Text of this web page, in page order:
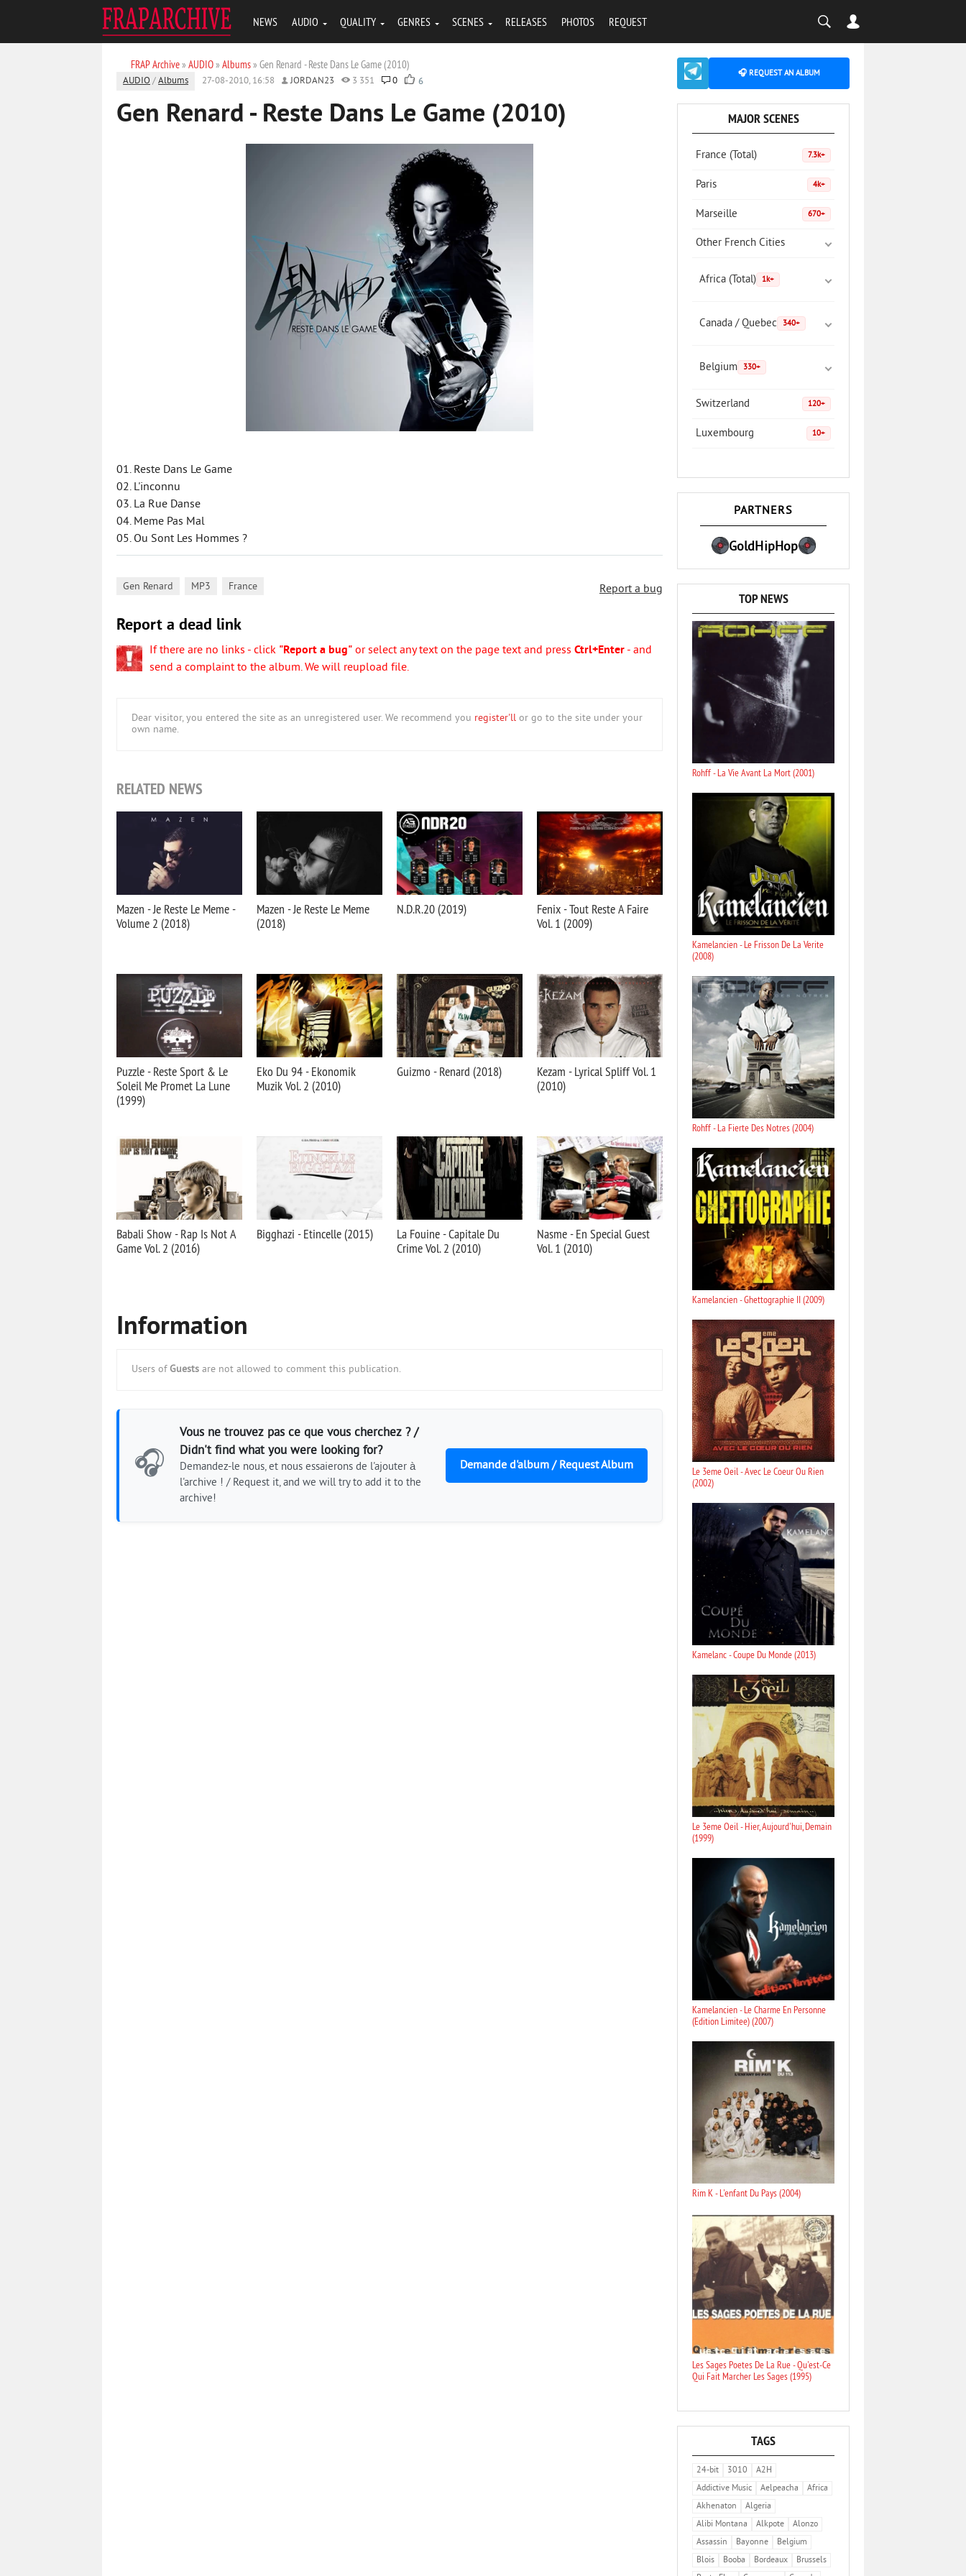
NEWS AUDIO QUALITY GENRES SCENES RELEASES PHOTOS REQUEST
FRAP Archive» AUDIO» Albums» Gen Renard - Reste Dans Le Game (2010)
AUDIO /Albums 27-08-2010, 16:58 JORDAN23 3 351 0 6
Gen Renard - Reste Dans Le Game (2010)
01. Reste Dans Le Game
02. L'inconnu
03. La Rue Danse
04. Meme Pas Mal
05. Ou Sont Les Hommes ?
Report a bug
Gen Renard MP3 France
Report a dead link
If there are no links - click "Report a bug" or select any text on the page text and press Ctrl+Enter - and
send a complaint to the album. We will reupload file.
Dear visitor, you entered the site as an unregistered user. We recommend you register'll or go to the site under your
own name.
RELATED NEWS
Mazen - Je Reste Le Meme -
Volume 2 (2018)
Mazen - Je Reste Le Meme
(2018)
N.D.R.20 (2019)
Fenix - Tout Reste A Faire
Vol. 1 (2009)
Puzzle - Reste Sport & Le
Soleil Me Promet La Lune
(1999)
Eko Du 94 - Ekonomik
Muzik Vol. 2 (2010)
Guizmo - Renard (2018)
Kezam - Lyrical Spliff Vol. 1
(2010)
Babali Show - Rap Is Not A
Game Vol. 2 (2016)
Bigghazi - Etincelle (2015)
La Fouine - Capitale Du
Crime Vol. 2 (2010)
Nasme - En Special Guest
Vol. 1 (2010)
Information
Users of Guests are not allowed to comment this publication.
🎧
Vous ne trouvez pas ce que vous cherchez ? /
Didn't find what you were looking for?
Demandez-le nous, et nous essaierons de l'ajouter à
l'archive ! / Request it, and we will try to add it to the
archive!
Demande d'album / Request Album
🎧 REQUEST AN ALBUM
MAJOR SCENES
France (Total) 7.3k+
Paris 4k+
Marseille 670+
Other French Cities
Africa (Total) 1k+
Canada / Quebec 340+
Belgium 330+
Switzerland 120+
Luxembourg 10+
PARTNERS
GoldHipHop
TOP NEWS
Rohff - La Vie Avant La Mort (2001)
Kamelancien - Le Frisson De La Verite
(2008)
Rohff - La Fierte Des Notres (2004)
Kamelancien - Ghettographie II (2009)
Le 3eme Oeil - Avec Le Coeur Ou Rien
(2002)
Kamelanc - Coupe Du Monde (2013)
Le 3eme Oeil - Hier, Aujourd'hui, Demain
(1999)
Kamelancien - Le Charme En Personne
(Edition Limitee) (2007)
Rim K - L'enfant Du Pays (2004)
Les Sages Poetes De La Rue - Qu'est-Ce
Qui Fait Marcher Les Sages (1995)
TAGS
24-bit 3010
A2H
Addictive Music
Aelpeacha
Africa
Akhenaton
Algeria
Alibi Montana
Alkpote
Alonzo
Assassin
Bayonne
Belgium
Blois
Booba Bordeaux
Brussels